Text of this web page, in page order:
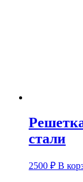
стали
2500 ₽ В